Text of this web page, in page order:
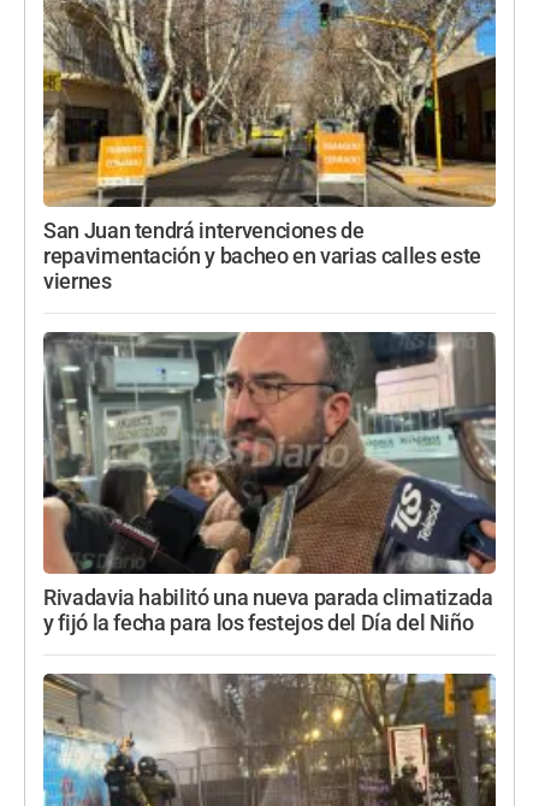
San Juan tendrá intervenciones de
repavimentación y bacheo en varias calles este
viernes
Rivadavia habilitó una nueva parada climatizada
y fijó la fecha para los festejos del Día del Niño